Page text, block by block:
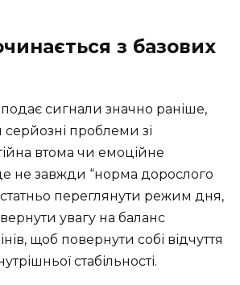
з базових
сигнали значно раніше,
серйозні проблеми зі
втома чи емоційне
не завжди “норма дорослого
переглянути режим дня,
увагу на баланс
щоб повернути собі відчуття
стабільності.